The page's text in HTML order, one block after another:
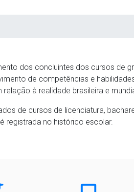
dos concluintes dos cursos de
de competências e
à realidade brasileira e
de cursos de licenciatura,
registrada no histórico escolar.